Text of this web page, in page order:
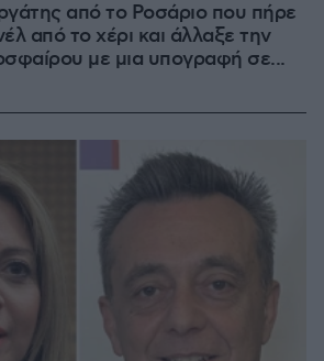
από το Ροσάριο που πήρε
από το χέρι και άλλαξε την
με μια υπογραφή σε...